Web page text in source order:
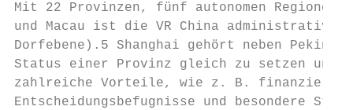
Mit 22 Provinzen, fünf autonomen
und Macau ist die VR China administrativ
Dorfebene).5 Shanghai gehört neben
Status einer Provinz gleich zu setzen
zahlreiche Vorteile, wie z. B. finanzielle
Entscheidungsbefugnisse und besondere